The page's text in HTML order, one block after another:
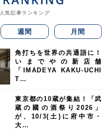
人気記事ランキング
週間 月間
角打ちを世界の共通語に！
いまでやの新店舗
「IMADEYA KAKU-UCHI
T…
東京都の10蔵が集結！「武
蔵の國の酒祭り2026」
が、10/3(土)に府中市・
大…